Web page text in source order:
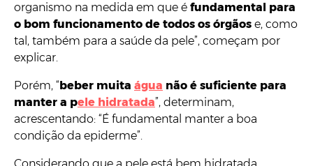
organismo na medida em que é fundamental para
o bom funcionamento de todos os órgãos e, como
tal, também para a saúde da pele”, começam por
explicar.
Porém, “ beber muita água não é suficiente para
manter a pele hidratada”, determinam,
acrescentando: “É fundamental manter a boa
condição da epiderme”.